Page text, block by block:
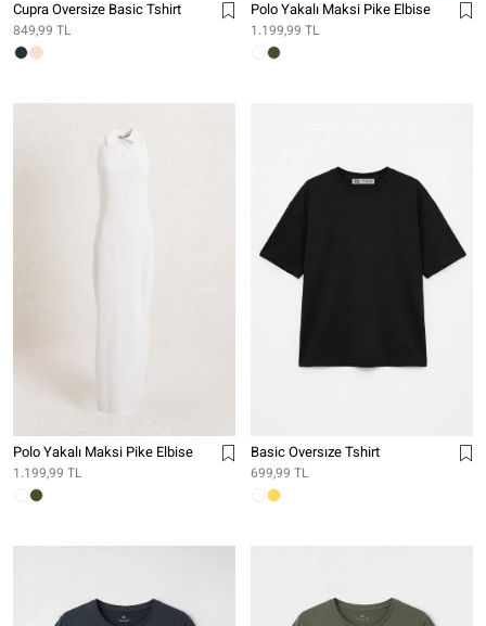
Cupra Oversize Basic Tshirt
849,99 TL
Polo Yakalı Maksi Pike Elbise
1.199,99 TL
Polo Yakalı Maksi Pike Elbise
1.199,99 TL
Basic Oversıze Tshirt
699,99 TL